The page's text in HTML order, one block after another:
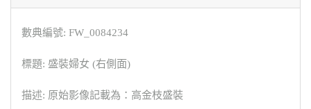
數典編號: FW_0084234
標題: 盛裝婦女 (右側面)
描述: 原始影像記載為：高金枝盛裝